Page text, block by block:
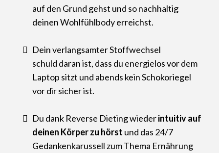
auf den Grund gehst und so nachhaltig
deinen Wohlfühlbody erreichst.
Dein verlangsamter Stoffwechsel
schuld daran ist, dass du energielos vor dem
Laptop sitzt und abends kein Schokoriegel
vor dir sicher ist.
Du dank Reverse Dieting wiederintuitiv auf
deinen Körper zu hörst und das 24/7
Gedankenkarussell zum Thema Ernährung